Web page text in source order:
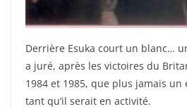
Derrière Esuka court un blanc…
a juré, après les victoires du
1984 et 1985, que plus jamais
tant qu’il serait en activité.